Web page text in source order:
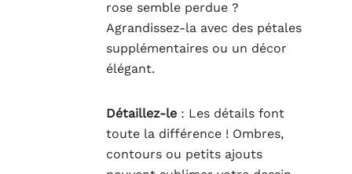
rose semble perdue ?
Agrandissez-la avec des pétales
supplémentaires ou un décor
élégant.
Détaillez-le : Les détails font
toute la différence ! Ombres,
contours ou petits ajouts